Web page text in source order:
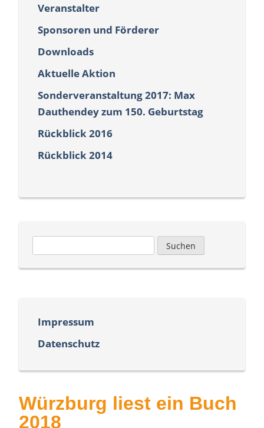
Veranstalter
Sponsoren und Förderer
Downloads
Aktuelle Aktion
Sonderveranstaltung 2017: Max
Dauthendey zum 150. Geburtstag
Rückblick 2016
Rückblick 2014
nach:
Impressum
Datenschutz
Würzburg liest ein Buch
2018